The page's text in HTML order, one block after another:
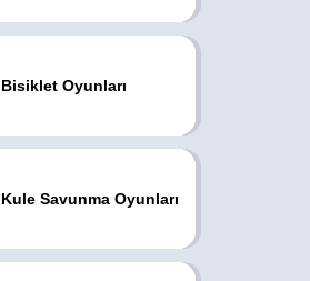
Bisiklet Oyunları
Kule Savunma Oyunları